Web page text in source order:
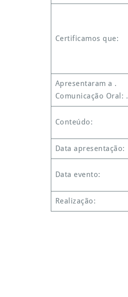
Certificamos que:
Apresentaram a .
Comunicação Oral: .
Conteúdo:
Data apresentação:
Data evento:
Realização: